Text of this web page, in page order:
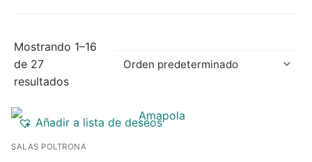
Mostrando 1–16
de 27
resultados
Añadir a lista de deseos
SALAS POLTRONA